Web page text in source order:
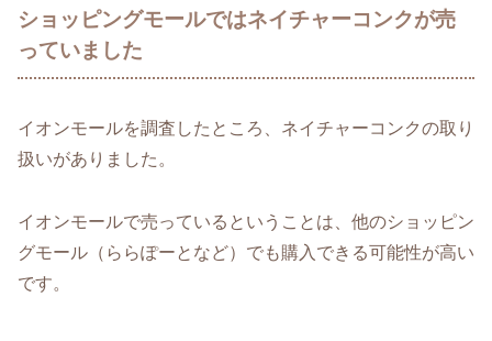
ショッピングモールではネイチャーコンクが売
っていました
イオンモールを調査したところ、ネイチャーコンクの取り
扱いがありました。
イオンモールで売っているということは、他のショッピン
グモール（ららぽーとなど）でも購入できる可能性が高い
です。